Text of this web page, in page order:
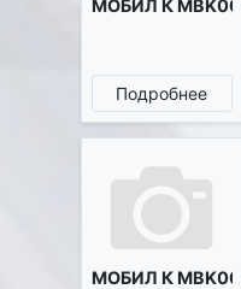
МОБИЛ К
Подробнее
МОБИЛ К